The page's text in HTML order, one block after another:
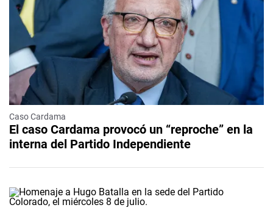
Caso Cardama
El caso Cardama provocó un “reproche” en la
interna del Partido Independiente